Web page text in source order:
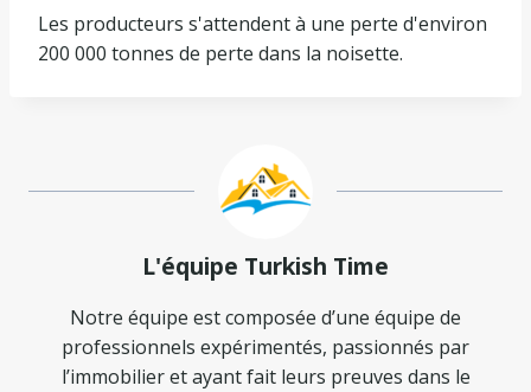
Les producteurs s'attendent à une perte d'environ
200 000 tonnes de perte dans la noisette.
L'équipe Turkish Time
Notre équipe est composée d’une équipe de
professionnels expérimentés, passionnés par
l’immobilier et ayant fait leurs preuves dans le